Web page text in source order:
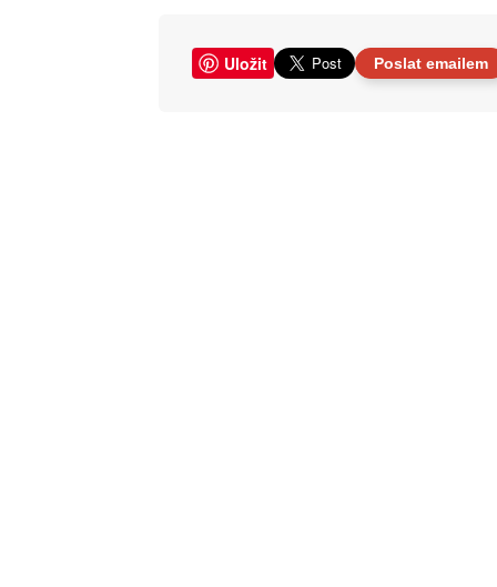
Uložit Poslat emailem